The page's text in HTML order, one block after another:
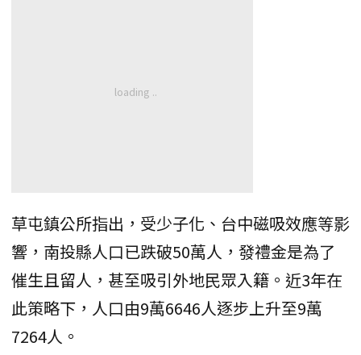
草屯鎮公所指出，受少子化、台中磁吸效應等影
響，南投縣人口已跌破50萬人，發禮金是為了
催生且留人，甚至吸引外地民眾入籍。近3年在
此策略下，人口由9萬6646人逐步上升至9萬
7264人。